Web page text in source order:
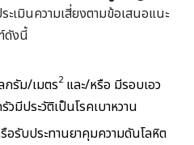
ะเมินความเสี่ยงตามข้อเสนอแนะ
ดังนี้
กรัม/เมตร2 และ/หรือ มีรอบเอว
มีประวัติเป็นโรคเบาหวาน
อรับประทานยาคุมความดันโลหิต